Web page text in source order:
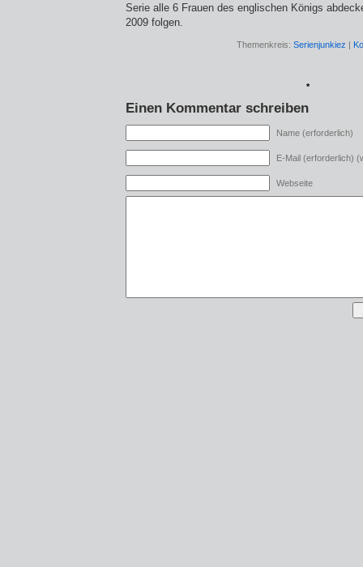
Serie alle 6 Frauen des englischen Königs
2009 folgen.
Themenkreis: Serienjunkiez |
*
Einen Kommentar schreiben
Name (erforderlich)
E-Mail (erforderlich)
Webseite